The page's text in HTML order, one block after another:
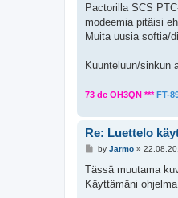
Pactorilla SCS
modeemia pitäisi
Muita uusia softia/
Kuunteluun/sinkun
73 de OH3QN ***FT-
Re: Luettelo
P
s
by Jarmo»
Tässä muutama
Käyttämäni